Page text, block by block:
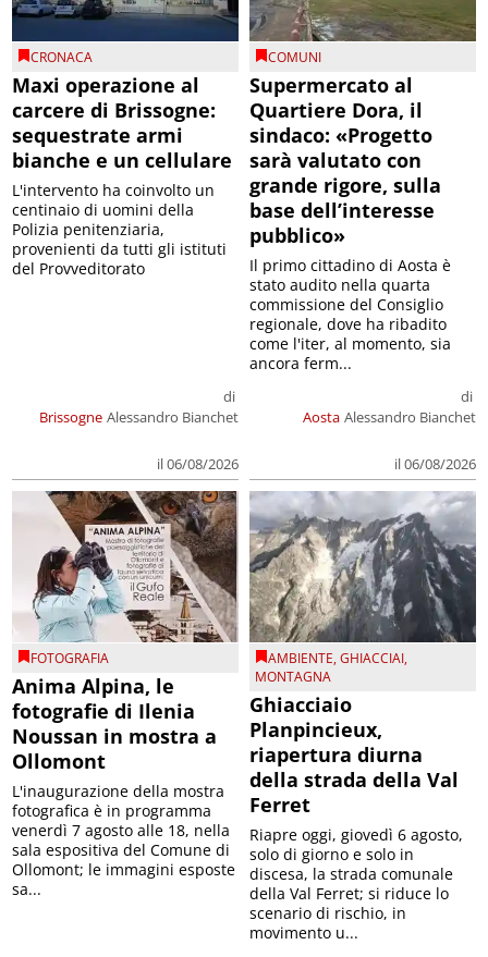
CRONACA
Maxi operazione al
carcere di Brissogne:
sequestrate armi
bianche e un cellulare
Brissogne
di
Alessandro Bianchet
il 06/08/2026
L'intervento ha coinvolto un
centinaio di uomini della
Polizia penitenziaria,
provenienti da tutti gli istituti
del Provveditorato
COMUNI
Supermercato al
Quartiere Dora, il
sindaco: «Progetto
sarà valutato con
grande rigore, sulla
base dell’interesse
pubblico»
Aosta
di
Alessandro Bianchet
il 06/08/2026
Il primo cittadino di Aosta è
stato audito nella quarta
commissione del Consiglio
regionale, dove ha ribadito
come l'iter, al momento, sia
ancora ferm...
FOTOGRAFIA
Anima Alpina, le
fotografie di Ilenia
Noussan in mostra a
Ollomont
L'inaugurazione della mostra
fotografica è in programma
venerdì 7 agosto alle 18, nella
sala espositiva del Comune di
Ollomont; le immagini esposte
sa...
AMBIENTE,GHIACCIAI,
MONTAGNA
Ghiacciaio
Planpincieux,
riapertura diurna
della strada della Val
Ferret
Riapre oggi, giovedì 6 agosto,
solo di giorno e solo in
discesa, la strada comunale
della Val Ferret; si riduce lo
scenario di rischio, in
movimento u...